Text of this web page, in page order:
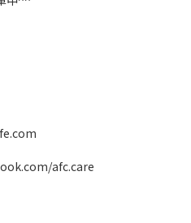
afc.care